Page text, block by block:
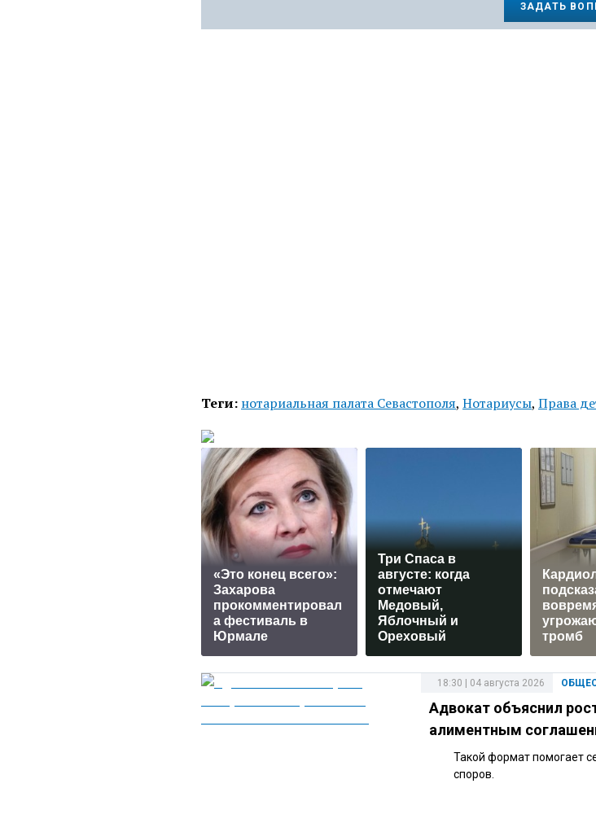
ЗАДАТЬ
Теги: нотариальная палата Севастополя, Нотариусы, Права
«Это конец всего»:
Захарова
прокомментировал
а фестиваль в
Юрмале
Три Спаса в
августе: когда
отмечают
Медовый,
Яблочный и
Ореховый
тромб
18:30 | 04 августа 2026
Адвокат объяснил
алиментным
Такой формат помогает
споров.